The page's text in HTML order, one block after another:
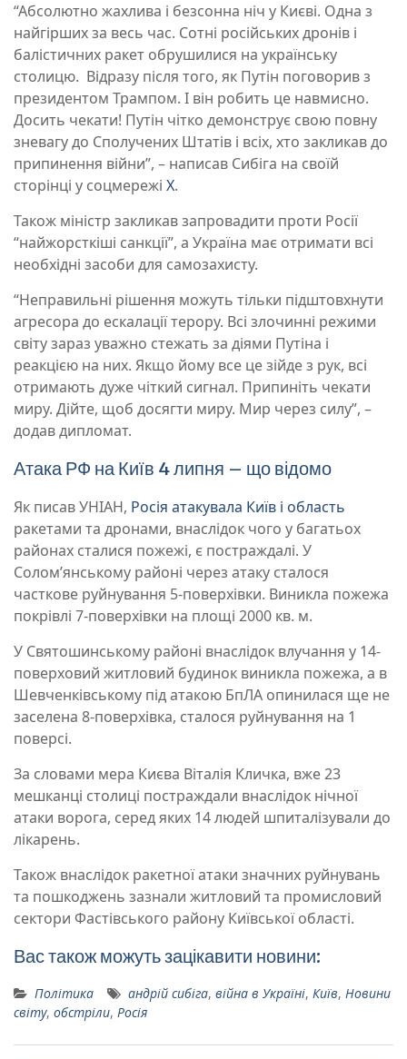
“Абсолютно жахлива і безсонна ніч у Києві. Одна з
найгірших за весь час. Сотні російських дронів і
балістичних ракет обрушилися на українську
столицю. Відразу після того, як Путін поговорив з
президентом Трампом. І він робить це навмисно.
Досить чекати! Путін чітко демонструє свою повну
зневагу до Сполучених Штатів і всіх, хто закликав до
припинення війни”, – написав Сибіга на своїй
сторінці у соцмережі X.
Також міністр закликав запровадити проти Росії
“найжорсткіші санкції”, а Україна має отримати всі
необхідні засоби для самозахисту.
“Неправильні рішення можуть тільки підштовхнути
агресора до ескалації терору. Всі злочинні режими
світу зараз уважно стежать за діями Путіна і
реакцією на них. Якщо йому все це зійде з рук, всі
отримають дуже чіткий сигнал. Припиніть чекати
миру. Дійте, щоб досягти миру. Мир через силу”, –
додав дипломат.
Атака РФ на Київ 4 липня – що відомо
Як писав УНІАН, Росія атакувала Київ і область
ракетами та дронами, внаслідок чого у багатьох
районах сталися пожежі, є постраждалі. У
Солом’янському районі через атаку сталося
часткове руйнування 5-поверхівки. Виникла пожежа
покрівлі 7-поверхівки на площі 2000 кв. м.
У Святошинському районі внаслідок влучання у 14-
поверховий житловий будинок виникла пожежа, а в
Шевченківському під атакою БпЛА опинилася ще не
заселена 8-поверхівка, сталося руйнування на 1
поверсі.
За словами мера Києва Віталія Кличка, вже 23
мешканці столиці постраждали внаслідок нічної
атаки ворога, серед яких 14 людей шпиталізували до
лікарень.
Також внаслідок ракетної атаки значних руйнувань
та пошкоджень зазнали житловий та промисловий
сектори Фастівського району Київської області.
Вас також можуть зацікавити новини:
Політика андрій сибіга, війна в Україні, Київ, Новини
світу, обстріли, Росія